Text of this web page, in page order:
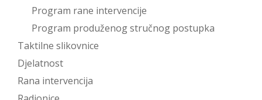
Program rane intervencije
Program produženog stručnog postupka
Taktilne slikovnice
Djelatnost
Rana intervencija